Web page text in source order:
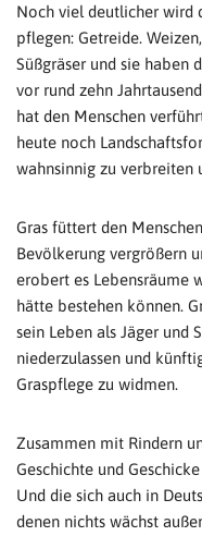
Noch viel deutlicher wird
pflegen: Getreide.
Süßgräser und sie haben
vor rund zehn
hat den Menschen
heute noch
wahnsinnig zu verbreiten
Gras füttert den
Bevölkerung vergrößern
erobert es Lebensräume
hätte bestehen können.
sein Leben als Jäger und
niederzulassen und
Graspflege zu widmen.
Zusammen mit Rindern
Geschichte und
Und die sich auch in
denen nichts wächst